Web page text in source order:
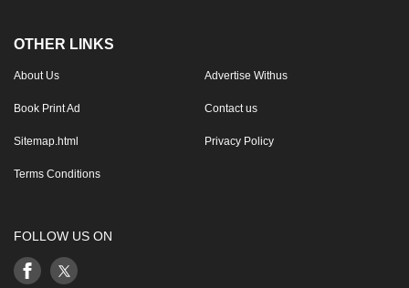
OTHER LINKS
About Us Advertise Withus
Book Print Ad Contact us
Sitemap.html Privacy Policy
Terms Conditions
FOLLOW US ON